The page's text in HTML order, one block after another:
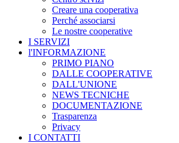
Creare una cooperativa
Perché associarsi
Le nostre cooperative
I SERVIZI
l'INFORMAZIONE
PRIMO PIANO
DALLE COOPERATIVE
DALL'UNIONE
NEWS TECNICHE
DOCUMENTAZIONE
Trasparenza
Privacy
I CONTATTI